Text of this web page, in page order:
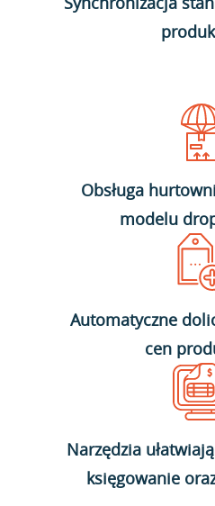
Obsługa
modelu
Automatyczne
cen
Narzędzia
księgowanie